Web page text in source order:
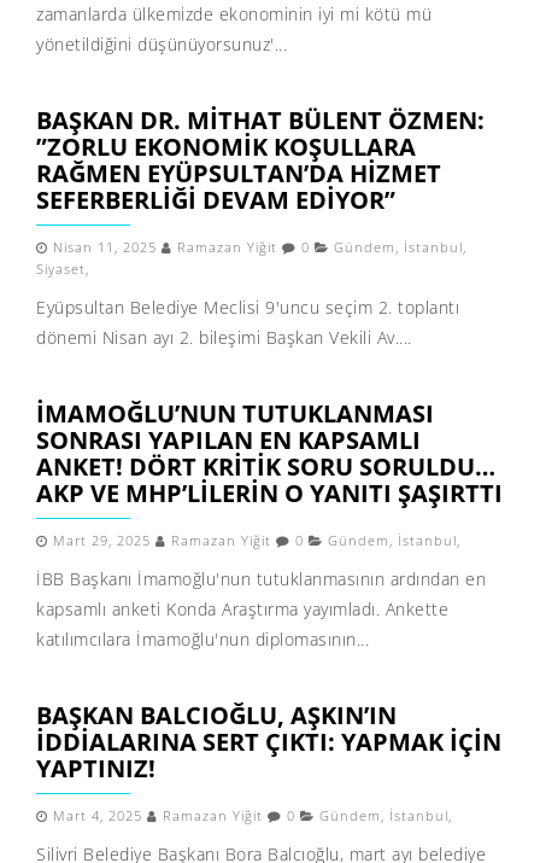
zamanlarda ülkemizde ekonominin iyi mi kötü mü
yönetildiğini düşünüyorsunuz'...
BAŞKAN DR. MITHAT BÜLENT ÖZMEN:
”ZORLU EKONOMIK KOŞULLARA
RAĞMEN EYÜPSULTAN’DA HIZMET
SEFERBERLIĞI DEVAM EDIYOR”
Nisan 11, 2025 Ramazan Yiğit 0 Gündem , İstanbul,
Siyaset,
Eyüpsultan Belediye Meclisi 9'uncu seçim 2. toplantı
dönemi Nisan ayı 2. bileşimi Başkan Vekili Av....
İMAMOĞLU’NUN TUTUKLANMASI
SONRASI YAPILAN EN KAPSAMLI
ANKET! DÖRT KRITIK SORU SORULDU…
AKP VE MHP’LILERIN O YANITI ŞAŞIRTTI
Mart 29, 2025 Ramazan Yiğit 0 Gündem , İstanbul,
İBB Başkanı İmamoğlu'nun tutuklanmasının ardından en
kapsamlı anketi Konda Araştırma yayımladı. Ankette
katılımcılara İmamoğlu'nun diplomasının...
BAŞKAN BALCIOĞLU, AŞKIN’IN
İDDIALARINA SERT ÇIKTI: YAPMAK IÇIN
YAPTINIZ!
Mart 4, 2025 Ramazan Yiğit 0 Gündem , İstanbul,
Silivri Belediye Başkanı Bora Balcıoğlu, mart ayı belediye